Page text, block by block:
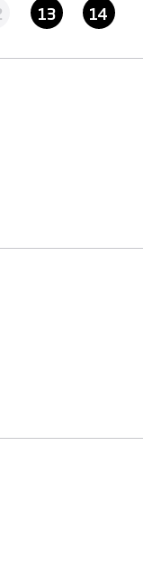
13 14